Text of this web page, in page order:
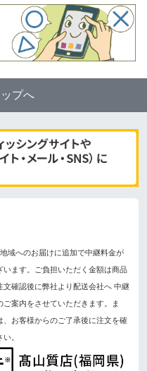
プへ
域へのお届けに追加で中継料金が
ます。ご負担いただく金額は商品
確認後に弊社より配送会社へ 中継
案内をさせていただきます。ま
お客様からのご了承後に注文を確
。